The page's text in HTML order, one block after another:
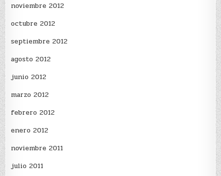
noviembre 2012
octubre 2012
septiembre 2012
agosto 2012
junio 2012
marzo 2012
febrero 2012
enero 2012
noviembre 2011
julio 2011